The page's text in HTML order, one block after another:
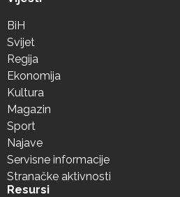
BiH
Svijet
Regija
Ekonomija
Kultura
Magazin
Sport
Najave
Servisne informacije
Stranačke aktivnosti
Resursi